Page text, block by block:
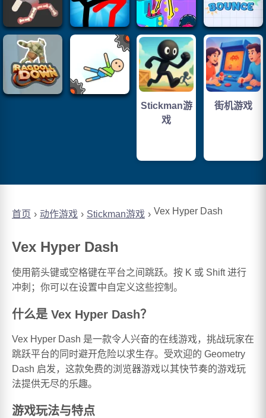
首页 动作游戏 Stickman游戏 Vex Hyper Dash
Vex Hyper Dash
使用箭头键或空格键在平台之间跳跃。按 K 或 Shift 进行
冲刺；你可以在设置中自定义这些控制。
什么是 Vex Hyper Dash？
Vex Hyper Dash 是一款令人兴奋的在线游戏，挑战玩家在
跳跃平台的同时避开危险以求生存。受欢迎的 Geometry
Dash 启发，这款免费的浏览器游戏以其快节奏的游戏玩
法提供无尽的乐趣。
游戏玩法与特点
Stickman游
戏
街机游戏